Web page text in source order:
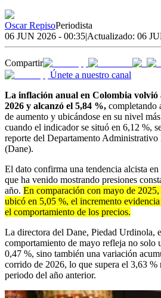
Oscar RepisoPeriodista
06 JUN 2026 - 00:35|Actualizado: 06
Compartir
Únete a nuestro canal
La inflación anual en Colombia volvió
2026 y alcanzó el 5,84 %, completando
de aumento y ubicándose en su nivel
cuando el indicador se situó en 6,12 %,
reporte del Departamento Administrativo
(Dane).
El dato confirma una tendencia alcista
que ha venido mostrando presiones
año. En comparación con mayo de
ubicó en 5,05 %, el incremento
el comportamiento de los precios.
La directora del Dane, Piedad Urdinola,
comportamiento de mayo refleja no solo
0,47 %, sino también una variación
corrido de 2026, lo que supera el 3,63 %
periodo del año anterior.